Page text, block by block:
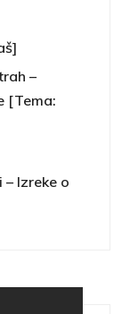
–
[Tema:
Izreke o